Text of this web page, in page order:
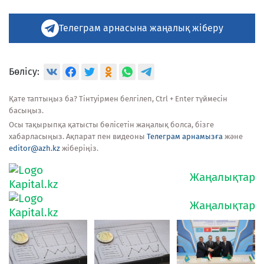
Телеграм арнасына жаңалық жіберу
Бөлісу:
Қате таптыңыз ба? Тінтуірмен белгілеп, Ctrl + Enter түймесін
басыңыз.
Осы тақырыпқа қатысты бөлісетін жаңалық болса, бізге
хабарласыңыз. Ақпарат пен видеоны Телеграм арнамызға және
editor@azh.kz жіберіңіз.